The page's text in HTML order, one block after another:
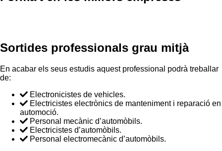
Sortides professionals grau mitjà
En acabar els seus estudis aquest professional podrà treballar
de:
Electronicistes de vehicles.
Electricistes electrònics de manteniment i reparació en
automoció.
Personal mecànic d’automòbils.
Electricistes d’automòbils.
Personal electromecànic d’automòbils.